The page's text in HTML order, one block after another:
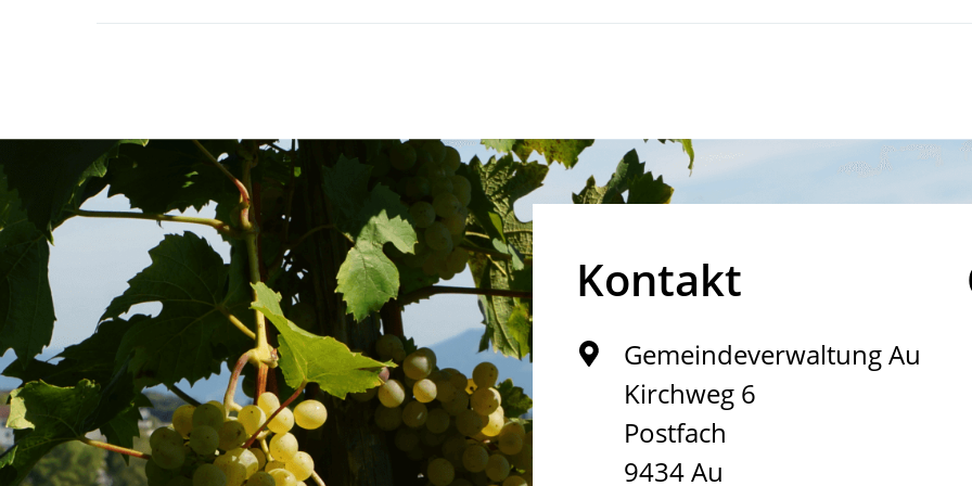
Fusszeile Kontakt
Gemeindeverwaltung Au
Kirchweg 6
Postfach
9434 Au